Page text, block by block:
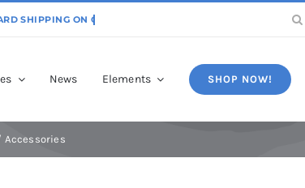
News Elements SHOP NOW!
Accessories